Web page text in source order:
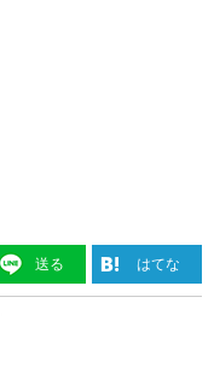
送る はてな